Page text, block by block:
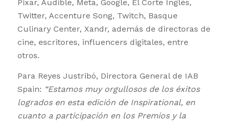
Pixar, Audible, Meta, Google, El Corte Inglés,
Twitter, Accenture Song, Twitch, Basque
Culinary Center, Xandr, además de directoras de
cine, escritores, influencers digitales, entre
otros.
Para Reyes Justribó, Directora General de IAB
Spain: “Estamos muy orgullosos de los éxitos
logrados en esta edición de Inspirational, en
cuanto a participación en los Premios y la